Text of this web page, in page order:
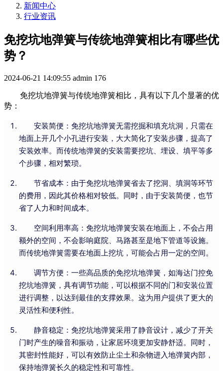
新闻中心
行业资讯
免挖坑地弹簧与传统地弹簧相比有哪些优
势？
2024-06-21 14:09:55 admin 176
免挖坑地弹簧与传统地弹簧相比，具有以下几个显著的优
势：
安装简便：免挖坑地弹簧无需挖掘和填充坑洞，只需在
地面上开几个小孔进行安装，大大简化了安装步骤，提高了
安装效率。而传统地弹簧的安装需要挖坑、埋设、填平等多
个步骤，相对繁琐。
节省成本：由于免挖坑地弹簧省去了挖洞、填洞等环节
的费用，因此其价格相对较低。同时，由于安装简便，也节
省了人力和时间成本。
空间利用率高：免挖坑地弹簧安装在地面上，不会占用
额外的空间，不会影响庭院、马路甚至是地下管道等设施。
而传统地弹簧需要在地面上挖坑，可能会占用一定的空间。
调节方便：一些高品质的免挖坑地弹簧，如海达门控免
挖坑地弹簧，具有调节功能，可以根据不同的门和安装位置
进行调整，以达到最佳的支撑效果。这为用户提供了更大的
灵活性和便利性。
静音稳定：免挖坑地弹簧采用了静音设计，减少了开关
门时产生的噪音和振动，让家居环境更加安静舒适。同时，
其密封性能好，可以有效防止尘土和杂物进入地弹簧内部，
保持地弹簧长久的稳定性和可靠性。